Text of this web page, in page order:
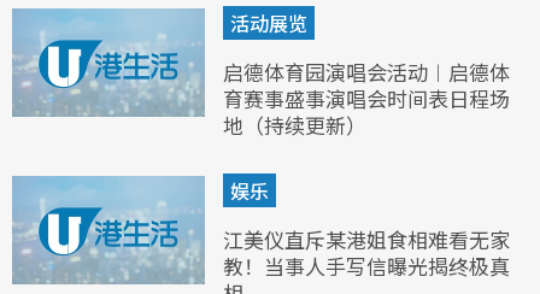
活动展览
启德体育园演唱会活动︱启德体
育赛事盛事演唱会时间表日程场
地（持续更新）
娱乐
江美仪直斥某港姐食相难看无家
教！当事人手写信曝光揭终极真